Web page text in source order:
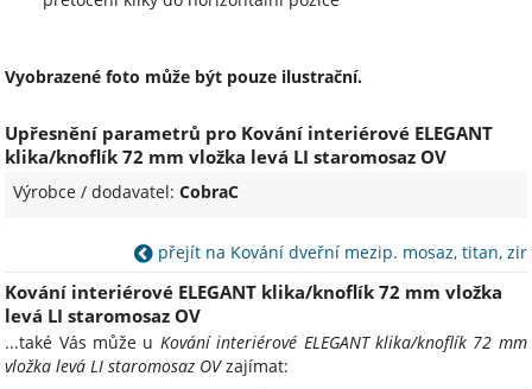
Vyobrazené foto může být pouze ilustrační.
Upřesnění parametrů pro Kování interiérové ELEGANT
klika/knoflík 72 mm vložka levá LI staromosaz OV
Výrobce / dodavatel:CobraC
přejít na Kování dveřní mezip. mosaz, titan, zir
Kování interiérové ELEGANT klika/knoflík 72 mm vložka
levá LI staromosaz OV
...také Vás může u Kování interiérové ELEGANT klika/knoflík 72 mm
vložka levá LI staromosaz OVzajímat: